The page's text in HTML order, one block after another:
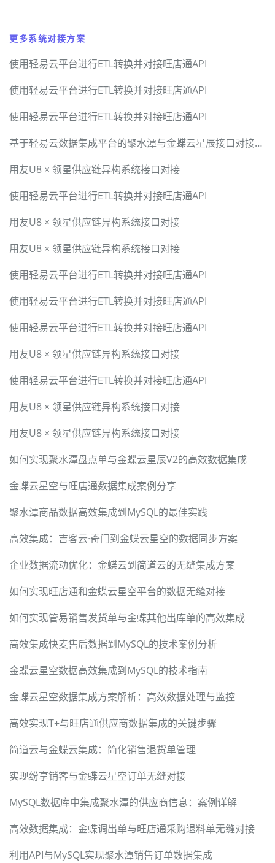
更多系统对接方案
使用轻易云平台进行ETL转换并对接旺店通API
使用轻易云平台进行ETL转换并对接旺店通API
使用轻易云平台进行ETL转换并对接旺店通API
基于轻易云数据集成平台的聚水潭与金蝶云星辰接口对接解决方案
用友U8 × 领星供应链异构系统接口对接
使用轻易云平台进行ETL转换并对接旺店通API
用友U8 × 领星供应链异构系统接口对接
用友U8 × 领星供应链异构系统接口对接
使用轻易云平台进行ETL转换并对接旺店通API
使用轻易云平台进行ETL转换并对接旺店通API
使用轻易云平台进行ETL转换并对接旺店通API
用友U8 × 领星供应链异构系统接口对接
使用轻易云平台进行ETL转换并对接旺店通API
用友U8 × 领星供应链异构系统接口对接
用友U8 × 领星供应链异构系统接口对接
如何实现聚水潭盘点单与金蝶云星辰V2的高效数据集成
金蝶云星空与旺店通数据集成案例分享
聚水潭商品数据高效集成到MySQL的最佳实践
高效集成：吉客云·奇门到金蝶云星空的数据同步方案
企业数据流动优化：金蝶云到简道云的无缝集成方案
如何实现旺店通和金蝶云星空平台的数据无缝对接
如何实现管易销售发货单与金蝶其他出库单的高效集成
高效集成快麦售后数据到MySQL的技术案例分析
金蝶云星空数据高效集成到MySQL的技术指南
金蝶云星空数据集成方案解析：高效数据处理与监控
高效实现T+与旺店通供应商数据集成的关键步骤
简道云与金蝶云集成：简化销售退货单管理
实现纷享销客与金蝶云星空订单无缝对接
MySQL数据库中集成聚水潭的供应商信息：案例详解
高效数据集成：金蝶调出单与旺店通采购退料单无缝对接
利用API与MySQL实现聚水潭销售订单数据集成